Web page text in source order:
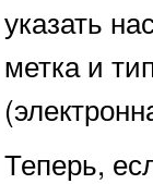
указать
метка и
Теперь,